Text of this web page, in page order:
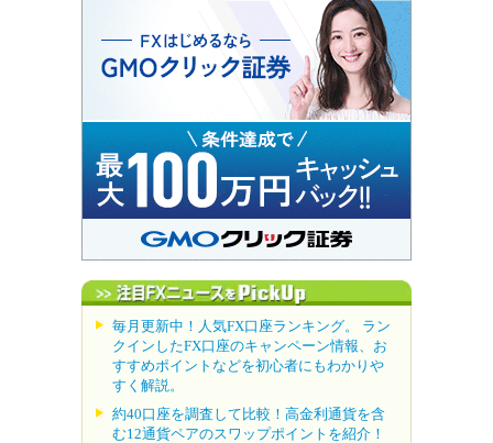
毎月更新中！人気FX口座ランキング。 ラン
クインしたFX口座のキャンペーン情報、お
すすめポイントなどを初心者にもわかりや
すく解説。
約40口座を調査して比較！高金利通貨を含
む12通貨ペアのスワップポイントを紹介！